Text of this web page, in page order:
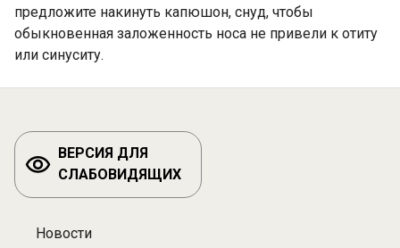
предложите накинуть капюшон, снуд, чтобы
обыкновенная заложенность носа не привели к отиту
или синуситу.
ВЕРСИЯ ДЛЯ
СЛАБОВИДЯЩИХ
Новости